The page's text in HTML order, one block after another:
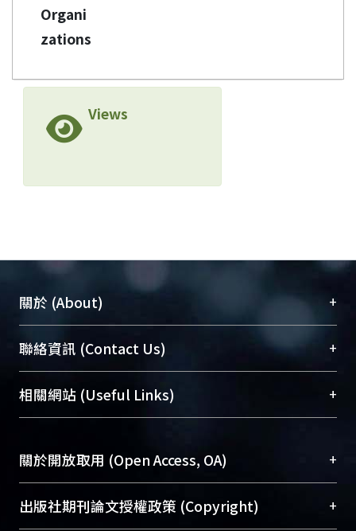
Organi
zations
Views
關於 (About) +
臺大位居世界頂尖大學之列，為永久珍藏及向國際
展現本校豐碩的研究成果及學術能量，圖書館整合
機構典藏（NTUR）與學術庫（AH）不同功能平
台，成為臺大學術典藏NTU scholars。期能整合研
成果。
To permanently archive and promote researcher
profiles and scholarly works, Library integrates the
services of “NTU Repository” with “Academic
聯絡資訊 (Contact Us) +
總館學科館員(Main Library)
醫學圖書館學科館員(Medical Library)
Sciences Library)
相關網站 (Useful Links) +
關於開放取用 (Open Access, OA) +
開放取用是從使用者角度提升資訊取用性的社會運
動，應用在學術研究上是透過將研究著作公開供使
出版社期刊論文授權政策 (Copyright) +